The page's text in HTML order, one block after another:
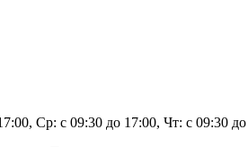
Ср: с 09:30 до 17:00, Чт: с 09:30